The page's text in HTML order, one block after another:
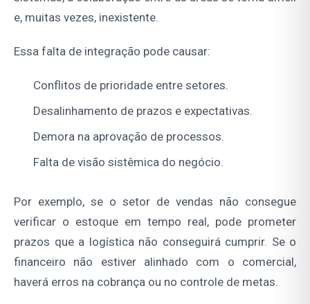
e, muitas vezes, inexistente.
Essa falta de integração pode causar:
Conflitos de prioridade entre setores.
Desalinhamento de prazos e expectativas.
Demora na aprovação de processos.
Falta de visão sistêmica do negócio.
Por exemplo, se o setor de vendas não consegue
verificar o estoque em tempo real, pode prometer
prazos que a logística não conseguirá cumprir. Se o
financeiro não estiver alinhado com o comercial,
haverá erros na cobrança ou no controle de metas.